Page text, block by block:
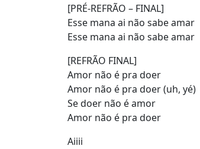
[PRÉ-REFRÃO – FINAL]
Esse mana ai não sabe amar
Esse mana ai não sabe amar
[REFRÃO FINAL]
Amor não é pra doer
Amor não é pra doer (uh, yé)
Se doer não é amor
Amor não é pra doer
Aiiii